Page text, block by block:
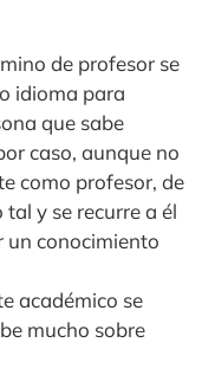
de profesor se
idioma para
que sabe
caso, aunque no
como profesor, de
y se recurre a él
un conocimiento
académico se
mucho sobre